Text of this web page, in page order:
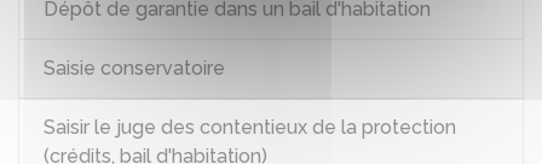
Dépôt de garantie dans un bail d'habitation
Saisie conservatoire
Saisir le juge des contentieux de la protection
(crédits, bail d'habitation)